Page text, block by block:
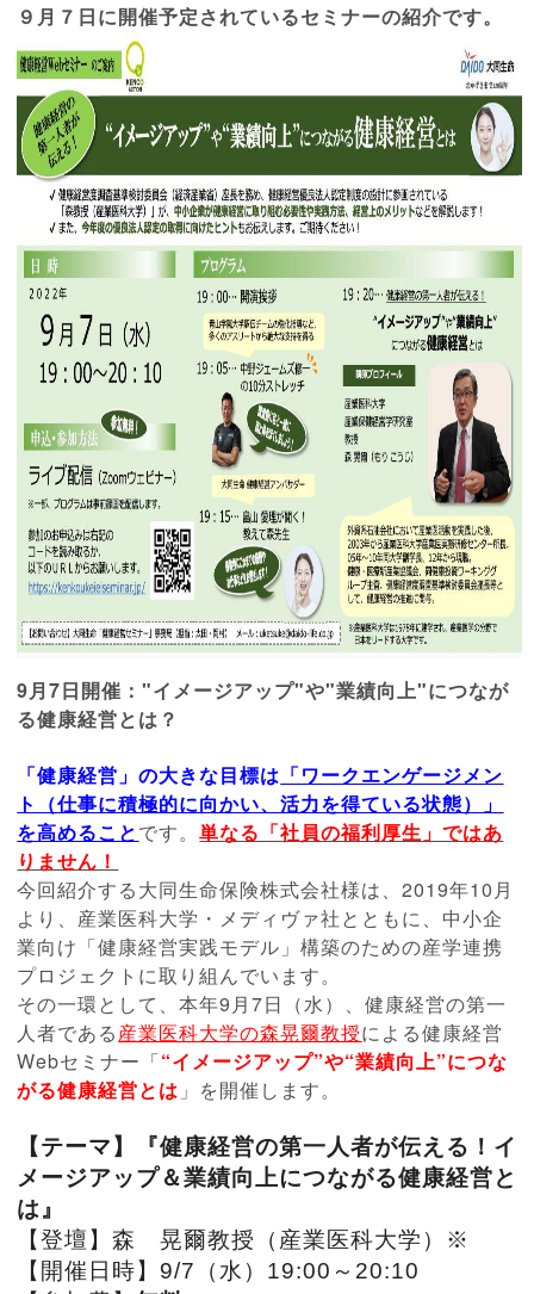
９月７日に開催予定されているセミナーの紹介です。
9月7日開催："イメージアップ"や"業績向上"につなが
る健康経営とは？
「健康経営」の大きな目標は 「ワークエンゲージメン
ト（仕事に積極的に向かい、活力を得ている状態）」
を高めることです。単なる「社員の福利厚生」ではあ
りません！
今回紹介する大同生命保険株式会社様は、2019年10月
より、産業医科大学・メディヴァ社とともに、中小企
業向け「健康経営実践モデル」構築のための産学連携
プロジェクトに取り組んでいます。
その一環として、本年9月7日（水）、健康経営の第一
人者である産業医科大学の森晃爾教授による健康経営
Webセミナー「“イメージアップ”や“業績向上”につな
がる健康経営とは 」を開催します。
【テーマ】『健康経営の第一人者が伝える！イ
メージアップ＆業績向上につながる健康経営と
は』
【登壇】森 晃爾教授（産業医科大学）※
【開催日時】9/7（水）19:00～20:10